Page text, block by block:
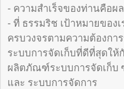
- ความสำเร็จของท่านคือผ
- ที่ ธรรมริช เป้าหมายของ
ครบวงจรตามความต้องกา
ระบบการจัดเก็บที่ดีที่สุดให้
ผลิตภัณฑ์ระบบการจัดเก็บ
และ ระบบการจัดการ